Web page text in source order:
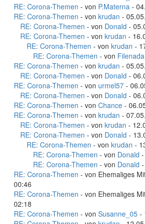
RE: Corona-Themen - von P.Materna -
RE: Corona-Themen - von krudan -
RE: Corona-Themen - von Donald -
RE: Corona-Themen - von krudan -
RE: Corona-Themen - von krudan -
RE: Corona-Themen - von Filenada
RE: Corona-Themen - von krudan -
RE: Corona-Themen - von Donald -
RE: Corona-Themen - von urmel57 -
RE: Corona-Themen - von Donald -
RE: Corona-Themen - von Chance -
RE: Corona-Themen - von krudan -
RE: Corona-Themen - von krudan -
RE: Corona-Themen - von Donald -
RE: Corona-Themen - von krudan -
RE: Corona-Themen - von Donald
RE: Corona-Themen - von Donald
RE: Corona-Themen - von Ehemaliges
00:46
RE: Corona-Themen - von Ehemaliges
02:18
RE: Corona-Themen - von Susanne_05 -